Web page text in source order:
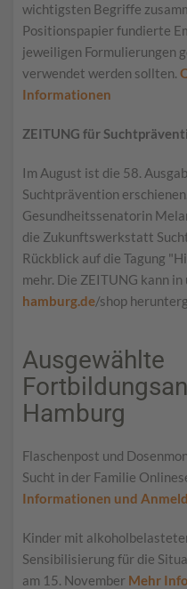
wichtigsten Begriffe
Positionspapier fundierte
jeweiligen Formulierungen
verwendet werden sollten.
Informationen
ZEITUNG für
Im August ist die 58.
Suchtprävention
Gesundheitssenatorin
die Zukunftswerkstatt
Rückblick auf die Tagung
mehr. Die ZEITUNG kann
hamburg.de/shop
Ausgewählte
Hamburg
Flaschenpost und
Sucht in der Familie
Informationen und
Kinder mit
Sensibilisierung für die
am 15. November Mehr